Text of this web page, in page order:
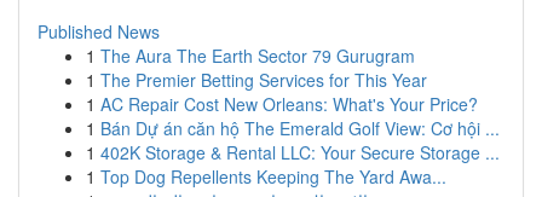
Published News
1 The Aura The Earth Sector 79 Gurugram
1 The Premier Betting Services for This Year
1 AC Repair Cost New Orleans: What's Your Price?
1 Bán Dự án căn hộ The Emerald Golf View: Cơ hội ...
1 402K Storage & Rental LLC: Your Secure Storage ...
1 Top Dog Repellents Keeping The Yard Awa...